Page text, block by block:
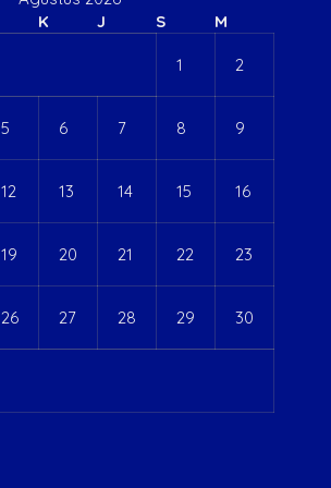
K J S M
1 2
5 6 7 8 9
12 13 14 15 16
19 20 21 22 23
26 27 28 29 30